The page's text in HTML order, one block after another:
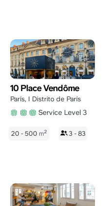
10 Place Vendôme
París, I Distrito de París
Service Level 3
20 - 500 m2 3 - 83